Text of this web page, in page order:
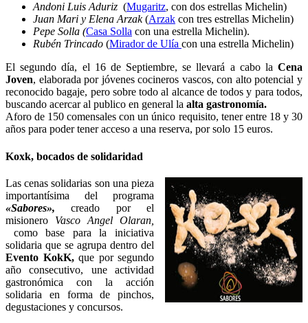
Andoni Luis Aduriz (Mugaritz, con dos estrellas Michelin)
Juan Mari y Elena Arzak(Arzak con tres estrellas Michelin)
Pepe Solla (Casa Solla con una estrella Michelin).
Rubén Trincado (Mirador de Ulía con una estrella Michelin)
El segundo día, el 16 de Septiembre, se llevará a cabo la Cena
Joven, elaborada por jóvenes cocineros vascos, con alto potencial y
reconocido bagaje, pero sobre todo al alcance de todos y para todos,
buscando acercar al publico en general la alta gastronomía.
Aforo de 150 comensales con un único requisito, tener entre 18 y 30
años para poder tener acceso a una reserva, por solo 15 euros.
Koxk, bocados de solidaridad
Las cenas solidarias son una pieza
importantísima del programa
«Sabores»,creado por el
misionero Vasco Angel Olaran,
como base para la iniciativa
solidaria que se agrupa dentro del
Evento KokK, que por segundo
año consecutivo, une actividad
gastronómica con la acción
solidaria en forma de pinchos,
degustaciones y concursos.